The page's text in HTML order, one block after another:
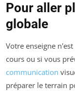
Pour aller
globale
Votre enseigne
cours ou si vous
communication
préparer le terrain